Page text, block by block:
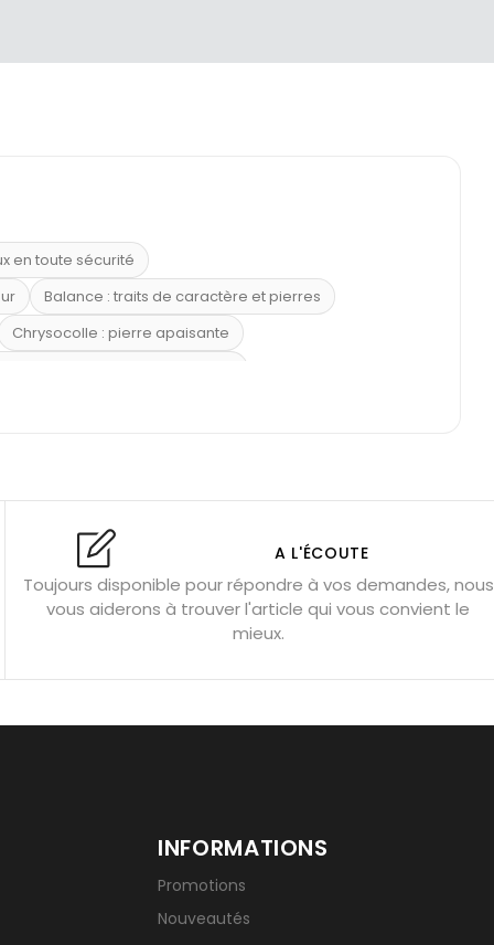
en toute sécurité
Balance : traits de caractère et pierres
Chrysocolle : pierre apaisante
Fluorite : pierre la plus colorée
Bracelets de perles pour homme
Signification des pierres de naissance
A L'ÉCOUTE
Toujours disponible pour répondre à vos demandes, nous
vous aiderons à trouver l'article qui vous convient le
mieux.
INFORMATIONS
Promotions
Nouveautés